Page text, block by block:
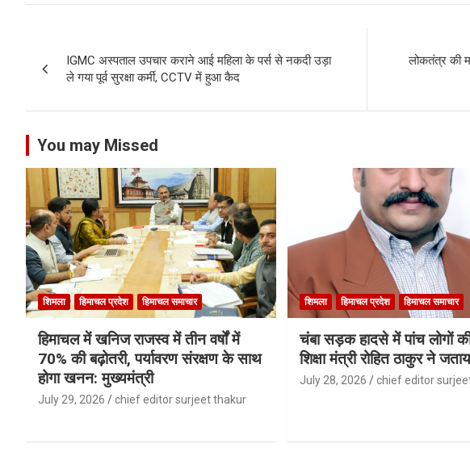
navigation
IGMC अस्पताल उपचार कराने आई महिला के पर्स से नकदी उड़ा
ले गया पूर्व सुरक्षा कर्मी, CCTV में हुआ कैद
लोकतंत्र की
You may Missed
शिमला हिमाचल प्रदेश हिमाचल समाचार
हिमाचल में खनिज राजस्व में तीन वर्षों में
70% की बढ़ोतरी, पर्यावरण संरक्षण के साथ
होगा खनन: मुख्यमंत्री
July 29, 2026 chief editor surjeet thakur
शिमला हिमाचल प्रदेश हिमाचल समाचार
चंबा सड़क हादसे में पांच लोगों
शिक्षा मंत्री रोहित ठाकुर ने
July 28, 2026 chief editor